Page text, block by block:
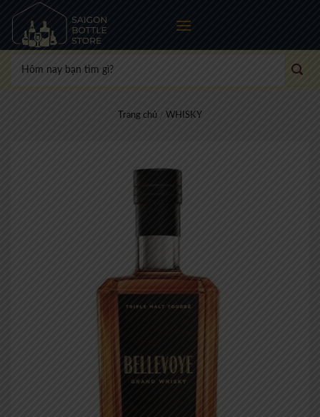
content
kiếm:
Trang chủ / WHISKY